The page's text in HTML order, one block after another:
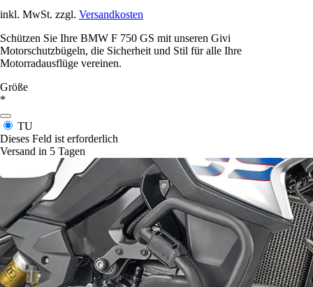
inkl. MwSt. zzgl. Versandkosten
Schützen Sie Ihre BMW F 750 GS mit unseren Givi
Motorschutzbügeln, die Sicherheit und Stil für alle Ihre
Motorradausflüge vereinen.
Größe
*
TU
Dieses Feld ist erforderlich
Versand in 5 Tagen